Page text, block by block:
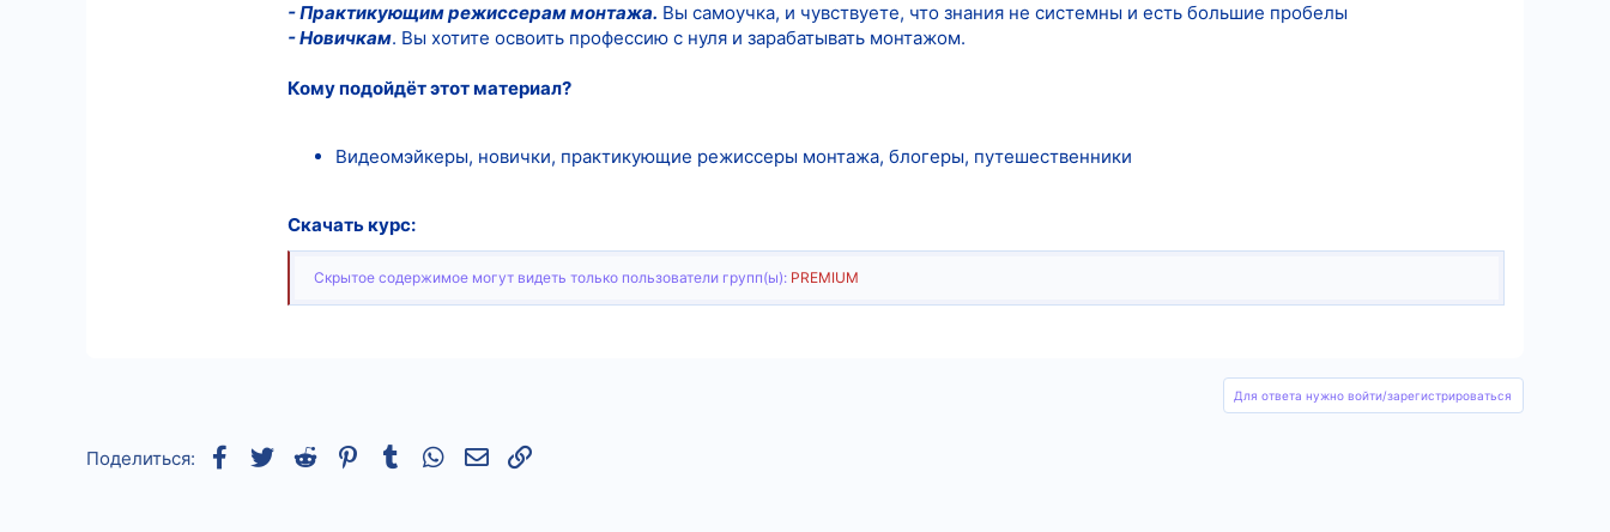
- Практикующим режиссерам монтажа. Вы самоучка, и чувствуете, что знания не системны и есть большие пробелы
- Новичкам. Вы хотите освоить профессию с нуля и зарабатывать монтажом.
Кому подойдёт этот материал?
Видеомэйкеры, новички, практикующие режиссеры монтажа, блогеры, путешественники
Скачать курс:
Скрытое содержимое могут видеть только пользователи групп(ы): PREMIUM
Для ответа нужно войти/зарегистрироваться
Поделиться: Facebook
TwitterReddit Pinterest
TumblrWhatsAppЭлектронная почта
Ссылка